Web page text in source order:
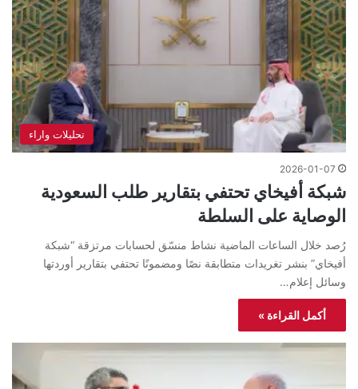
تحليلات واراء
2026-01-07
شبكة أفيخاي تحتفي بتقارير طلب السعودية
الوصاية على السلطة
رُصد خلال الساعات الماضية نشاط منسّق لحسابات مرتزقة “شبكة
أفيخاي” بنشر تغريدات متطابقة نصًا ومضمونًا تحتفي بتقارير أوردتها
وسائل إعلام…
أكمل القراءة »